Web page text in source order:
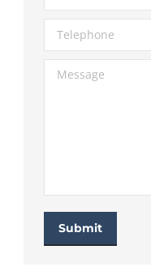
Telephone
Message
Submit